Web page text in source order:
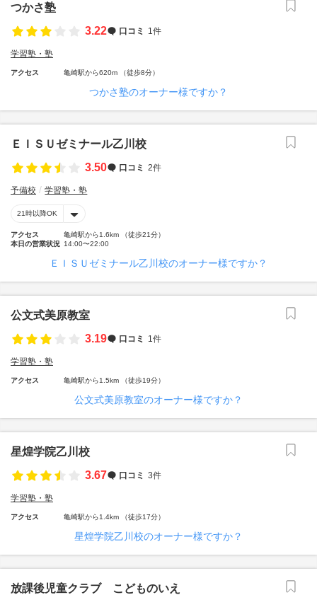
つかさ塾
3.22
口コミ 1件
学習塾・塾
アクセス 亀崎駅から620m （徒歩8分）
つかさ塾のオーナー様ですか？
ＥＩＳＵゼミナール乙川校
3.50
口コミ 2件
予備校 学習塾・塾
21時以降OK
アクセス
亀崎駅から1.6km （徒歩21分）
本日の営業状況 14:00〜22:00
ＥＩＳＵゼミナール乙川校のオーナー様ですか？
公文式美原教室
3.19
口コミ 1件
学習塾・塾
アクセス 亀崎駅から1.5km （徒歩19分）
公文式美原教室のオーナー様ですか？
星煌学院乙川校
3.67
口コミ 3件
学習塾・塾
アクセス 亀崎駅から1.4km （徒歩17分）
星煌学院乙川校のオーナー様ですか？
放課後児童クラブ こどものいえ